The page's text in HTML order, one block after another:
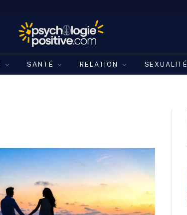
SANTÉ RELATION SEXUALITÉ